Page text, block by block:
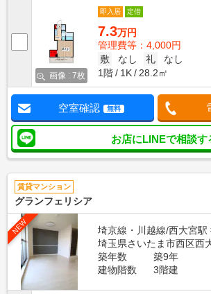
画像 : 7枚
即入居 定借
7.3万円
管理費等：4,000円
敷
なし 礼
なし
1階
1K 28.2㎡
空室確認 無料
お店にLINEで相談す
賃貸マンション
グランフェリシア
NEW
埼京線・川越線/西大宮駅
埼玉県さいたま市西区西
築年数
築9年
建物階数
3階建